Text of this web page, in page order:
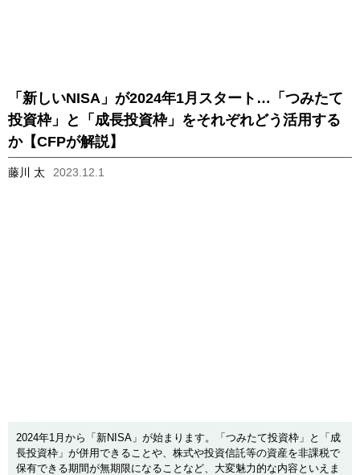
「新しいNISA」が2024年1月スタート…「つみたて
投資枠」と「成長投資枠」をそれぞれどう活用する
か【CFPが解説】
藤川 太 2023.12.1
2024年1月から「新NISA」が始まります。「つみたて投資枠」と「成
長投資枠」が併用できることや、株式や投資信託等の資産を非課税で
保有できる期間が無期限になることなど、大変魅力的な内容といえま